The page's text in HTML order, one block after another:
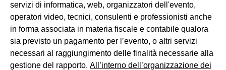
servizi di informatica, web, organizzatori dell'evento,
operatori video, tecnici, consulenti e professionisti anche
in forma associata in materia fiscale e contabile qualora
sia previsto un pagamento per l’evento, o altri servizi
necessari al raggiungimento delle finalità necessarie alla
gestione del rapporto. All’interno dell’organizzazione dei